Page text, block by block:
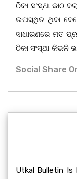
ଠିକା ସଂସ୍ଥା କାଠ
ଉପସ୍ଥିତ ଥିବା
ସାଧାରଣରେ ମତ
ଠିକା ସଂସ୍ଥା କିଭଳି
Social Share
Utkal Bulletin Is